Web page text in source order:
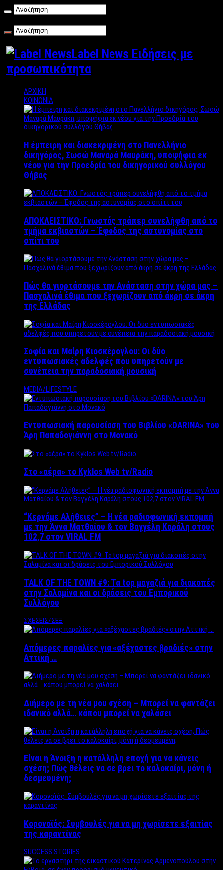
Label News Ειδήσεις με
προσωπικότητα
ΑΡΧΙΚΗ
ΚΟΙΝΩΝΙΑ
Η έμπειρη και διακεκριμένη στο Πανελλήνιο
δικηγόρος, Σωσώ Μαναρά Μαυράκη, υποψήφια εκ
νέου για την Προεδρία του δικηγορικού συλλόγου
Θήβας
ΑΠΟΚΛΕΙΣΤΙΚΟ: Γνωστός τράπερ συνελήφθη από το
τμήμα εκβιαστών – Έφοδος της αστυνομίας στο
σπίτι του
Πώς θα γιορτάσουμε την Ανάσταση στην χώρα μας –
Πασχαλινά έθιμα που ξεχωρίζουν από άκρη σε άκρη
της Ελλάδας
Σοφία και Μαίρη Κιοσκέρογλου: Οι δύο
εντυπωσιακές αδελφές που υπηρετούν με
συνέπεια την παραδοσιακή μουσική
MEDIA/LIFESTYLE
Εντυπωσιακή παρουσίαση του Βιβλίου «DARINA» του
Άρη Παπαδογιάννη στο Μονακό
Στο «αέρα» το Kyklos Web tv/Radio
“Kερνάμε Αλήθειες” – Η νέα ραδιοφωνική εκπομπή
με την Άννα Ματθαίου & τον Βαγγέλη Καράλη στους
102,7 στον VIRAL FM
TALK OF THE TOWN #9: Τα top μαγαζιά για διακοπές
στην Σαλαμίνα και οι δράσεις του Εμπορικού
Συλλόγου
ΣΧΕΣΕΙΣ/ΣΕΞ
Απόμερες παραλίες για «αξέχαστες βραδιές» στην
Αττική …
Διήμερο με τη νέα μου σχέση – Μπορεί να φαντάζει
ιδανικό αλλά… κάπου μπορεί να χαλάσει
Είναι η Άνοιξη η κατάλληλη εποχή για να κάνεις
σχέση; Πώς θέλεις να σε βρει το καλοκαίρι, μόνη ή
δεσμευμένη;
Κορονοϊός: Συμβουλές για να μη χωρίσετε εξαιτίας
της καραντίνας
SUCCESS STORIES